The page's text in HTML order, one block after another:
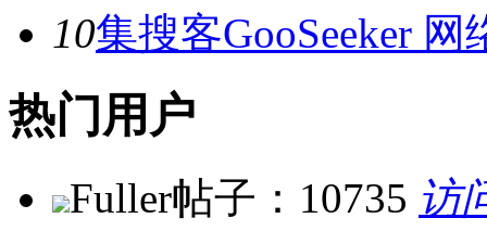
10集搜客GooSeeker
热门用户
Fuller帖子：10735 访